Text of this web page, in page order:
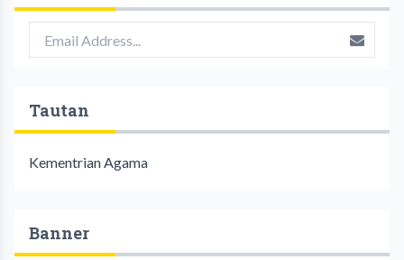
Tautan
Kementrian Agama
Banner